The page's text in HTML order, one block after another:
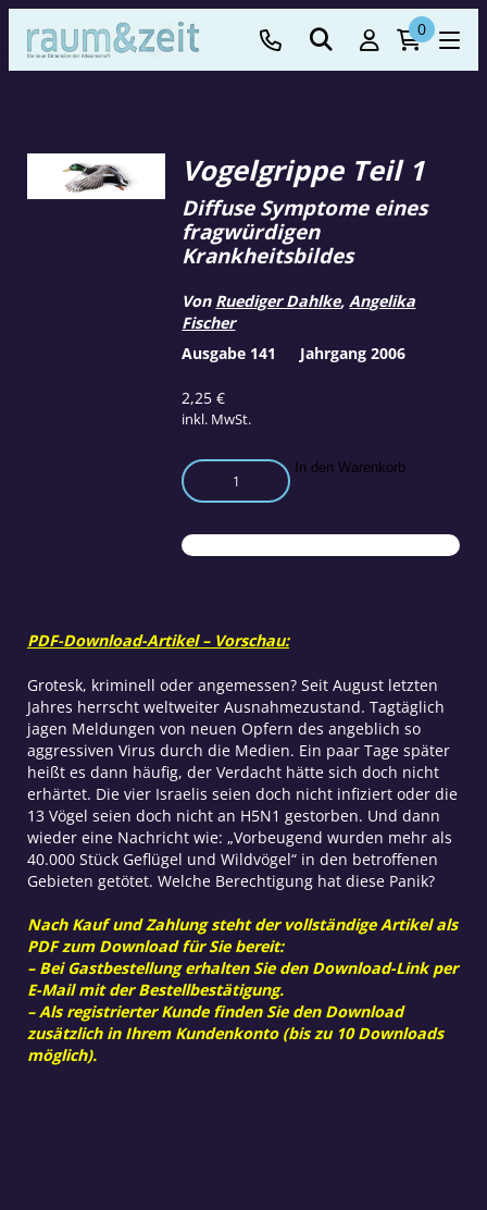
0
Vogelgrippe Teil 1
2,25€
inkl. MwSt.
Diffuse Symptome eines
fragwürdigen
Krankheitsbildes
Von Ruediger Dahlke,Angelika
Fischer
Vogelgrippe
Teil
Menge
In den Warenkorb
Ausgabe 141 Jahrgang 2006
PDF-Download-Artikel – Vorschau:
Grotesk, kriminell oder angemessen? Seit August letzten
Jahres herrscht weltweiter Ausnahmezustand. Tagtäglich
jagen Meldungen von neuen Opfern des angeblich so
aggressiven Virus durch die Medien. Ein paar Tage später
heißt es dann häufig, der Verdacht hätte sich doch nicht
erhärtet. Die vier Israelis seien doch nicht infiziert oder die
13 Vögel seien doch nicht an H5N1 gestorben. Und dann
wieder eine Nachricht wie: „Vorbeugend wurden mehr als
40.000 Stück Geflügel und Wildvögel“ in den betroffenen
Gebieten getötet. Welche Berechtigung hat diese Panik?
Nach Kauf und Zahlung steht der vollständige Artikel als
PDF zum Download für Sie bereit:
– Bei Gastbestellung erhalten Sie den Download-Link per
E-Mail mit der Bestellbestätigung.
– Als registrierter Kunde finden Sie den Download
zusätzlich in Ihrem Kundenkonto (bis zu 10 Downloads
möglich).